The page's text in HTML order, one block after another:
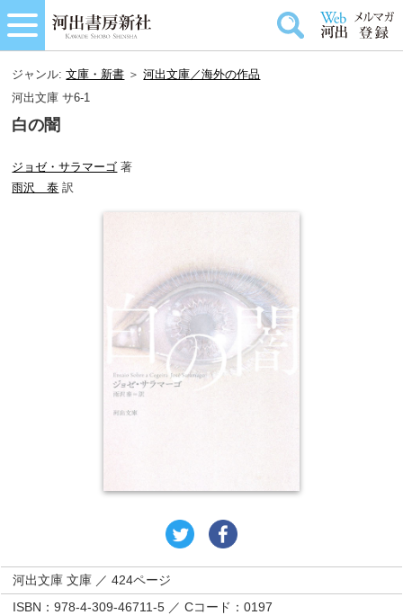
ジャンル:文庫・新書 ＞河出文庫／海外の作品
河出文庫 サ6-1
白の闇
ジョゼ・サラマーゴ 著
雨沢 泰 訳
河出文庫 文庫 ／ 424ページ
ISBN：978-4-309-46711-5 ／ Cコード：0197